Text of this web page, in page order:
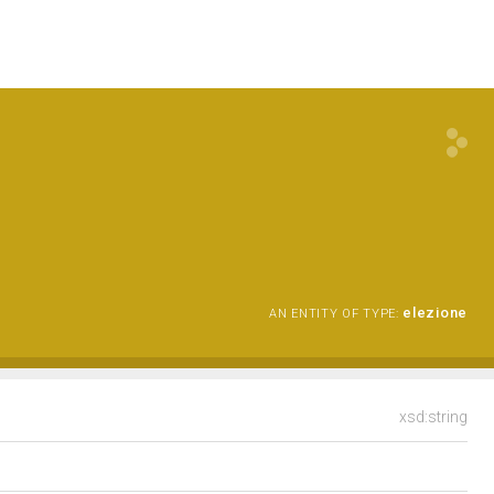
AN ENTITY OF TYPE: elezione
xsd:string